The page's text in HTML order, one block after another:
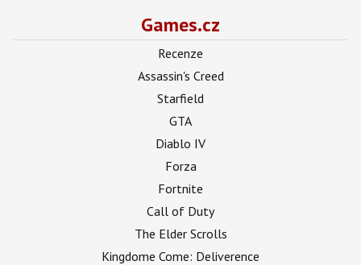
Games.cz
Recenze
Assassin's Creed
Starfield
GTA
Diablo IV
Forza
Fortnite
Call of Duty
The Elder Scrolls
Kingdome Come: Deliverence